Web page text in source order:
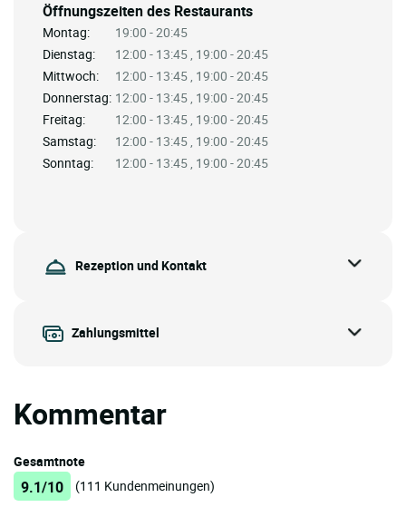
Öffnungszeiten des Restaurants
Montag:
19:00 - 20:45
Dienstag:
12:00 - 13:45 , 19:00 - 20:45
Mittwoch:
12:00 - 13:45 , 19:00 - 20:45
Donnerstag: 12:00 - 13:45 , 19:00 - 20:45
Freitag:
12:00 - 13:45 , 19:00 - 20:45
Samstag:
12:00 - 13:45 , 19:00 - 20:45
Sonntag:
12:00 - 13:45 , 19:00 - 20:45
Rezeption und Kontakt
Zahlungsmittel
Kommentar
Gesamtnote
9.1/10 (111 Kundenmeinungen)